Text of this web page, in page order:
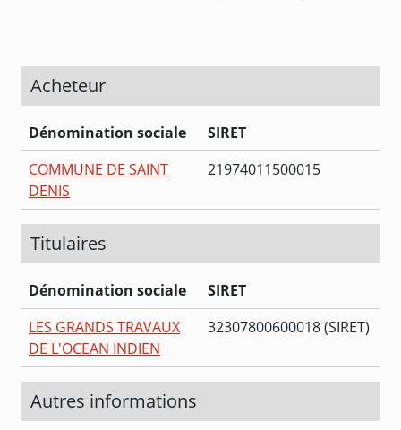
Acheteur
Dénomination sociale
SIRET
COMMUNE DE SAINT
DENIS
21974011500015
Titulaires
Dénomination sociale
SIRET
LES GRANDS TRAVAUX
DE L'OCEAN INDIEN
32307800600018 (SIRET)
Autres informations